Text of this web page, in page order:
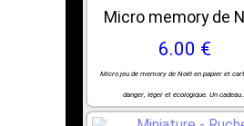
Micro memory de
6.00 €
Micro jeu de memory de Noël en papier et
danger, léger et écologique. Un